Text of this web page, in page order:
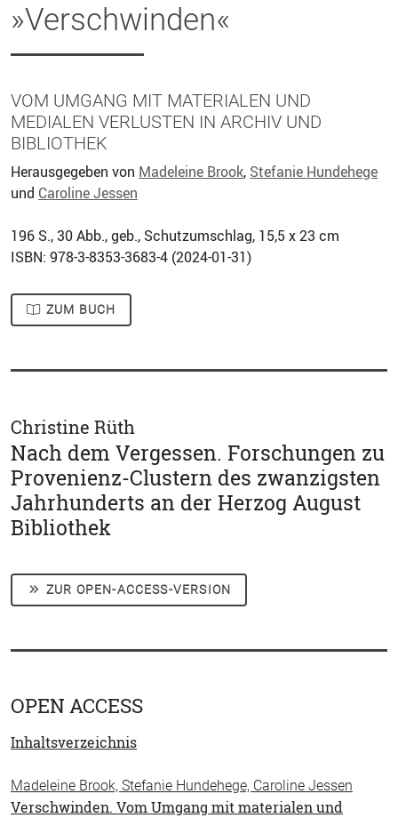
»Verschwinden«
VOM UMGANG MIT MATERIALEN UND
MEDIALEN VERLUSTEN IN ARCHIV UND
BIBLIOTHEK
Herausgegeben von Madeleine Brook, Stefanie Hundehege
und Caroline Jessen
196 S., 30 Abb., geb., Schutzumschlag, 15,5 x 23 cm
ISBN: 978-3-8353-3683-4 (2024-01-31)
ZUM BUCH
Christine Rüth
Nach dem Vergessen. Forschungen zu
Provenienz-Clustern des zwanzigsten
Jahrhunderts an der Herzog August
Bibliothek
ZUR OPEN-ACCESS-VERSION
OPEN ACCESS
Inhaltsverzeichnis
Madeleine Brook, Stefanie Hundehege, Caroline Jessen
Verschwinden. Vom Umgang mit materialen und